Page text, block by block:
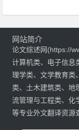
网站简介
论文综述网(https://
计算机类、电子信息
理学类、文学教育类
类、土木建筑类、地
流管理与工程类、化
等专业外文翻译资源